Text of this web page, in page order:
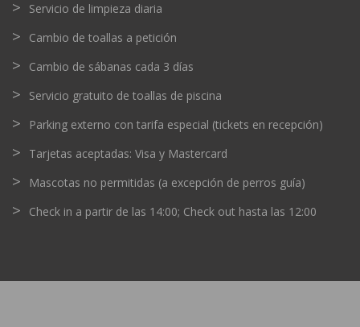
Servicio de limpieza diaria
Cambio de toallas a petición
Cambio de sábanas cada 3 días
Servicio gratuito de toallas de piscina
Parking externo con tarifa especial (tickets en recepción)
Tarjetas aceptadas: Visa y Mastercard
Mascotas no permitidas (a excepción de perros guía)
Check in a partir de las 14:00; Check out hasta las 12:00